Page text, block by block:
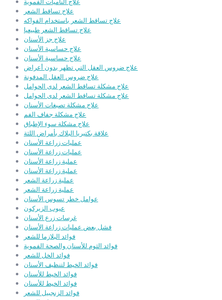
علاج تساقط الشعر
علاج تساقط الشعر باستخدام الفواكه
علاج تساقط الشعر طبيعيا
علاج جز الأسنان
علاج حساسية الأسنان
علاج حساسية الأسنان
علاج ضروس العقل التي تظهر بدون أعراض
علاج ضروس العقل المدفونة
علاج مشكلة تساقط الشعر لدى الحوامل
علاج مشكلة تساقط الشعر لدى الحوامل
علاج مشكلة تصبغات الأسنان
علاج مشكلة جفاف الفم
علاج مشكلة سوء الإطباق
علاقة بكتيريا البلاك بأمراض اللثة
عمليات زراعة الأسنان
عمليات زراعة الأسنان
عملية زراعة الأسنان
عملية زراعة الأسنان
عملية زراعة الشعر
عملية زراعة الشعر
عوامل خطر تسوس الأسنان
عيوب الزيركون
غرسات زرع الأسنان
فشل بعض عمليات زراعة الأسنان
فوائد البلازما للشعر
فوائد الثوم للأسنان والصحة الفموية
فوائد الخل للشعر
فوائد الخيط لتنظيف الأسنان
فوائد الخيط للأسنان
فوائد الخيط للأسنان
فوائد الزنجبيل للشعر